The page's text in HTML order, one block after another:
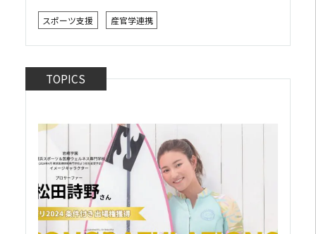
通じた新しい価値の創造や革新的なアイデアを生み出
すための産学民官連携制度「Yokosuka ...
スポーツ支援 産官学連携
TOPICS